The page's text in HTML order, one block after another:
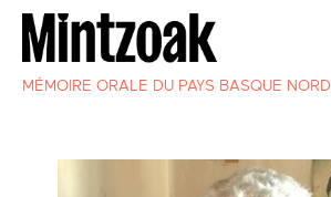
MÉMOIRE ORALE DU PAYS BASQUE NORD